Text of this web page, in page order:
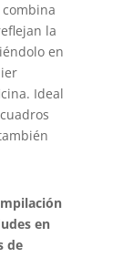
la
en
Ideal
en
de